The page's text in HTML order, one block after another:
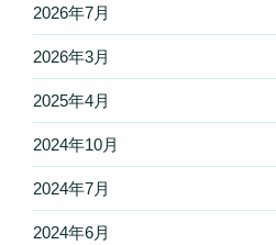
2026年7月
2026年3月
2025年4月
2024年10月
2024年7月
2024年6月